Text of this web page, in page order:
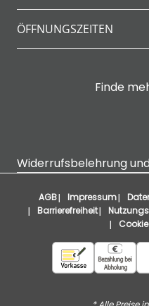
ÖFFNUNGSZEITEN
Finde
Widerrufsbelehrung
AGB Impressum
Barrierefreiheit